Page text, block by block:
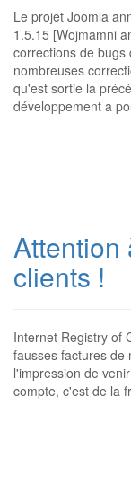
Le projet Joomla
1.5.15 [Wojmamni
corrections de bugs
nombreuses
qu'est sortie la
développement a
Attention
clients !
Internet Registry of
fausses factures de
l'impression de
compte, c'est de la